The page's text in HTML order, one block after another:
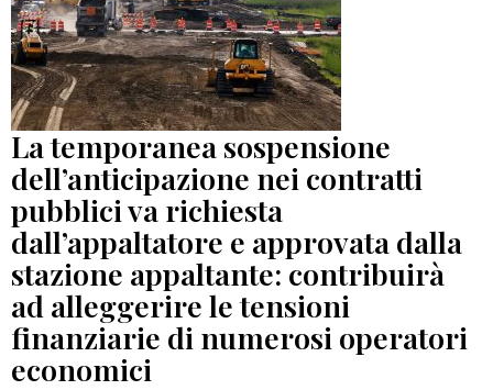
La temporanea sospensione
dell’anticipazione nei contratti
pubblici va richiesta
dall’appaltatore e approvata dalla
stazione appaltante: contribuirà
ad alleggerire le tensioni
finanziarie di numerosi operatori
economici